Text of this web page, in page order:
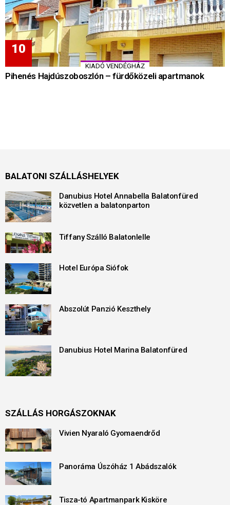
KIADÓ VENDÉGHÁZ
Pihenés Hajdúszoboszlón – fürdőközeli apartmanok
BALATONI SZÁLLÁSHELYEK
Danubius Hotel Annabella Balatonfüred
közvetlen a balatonparton
Tiffany Szálló Balatonlelle
Hotel Európa Siófok
Abszolút Panzió Keszthely
Danubius Hotel Marina Balatonfüred
SZÁLLÁS HORGÁSZOKNAK
Vivien Nyaraló Gyomaendrőd
Panoráma Úszóház 1 Abádszalók
Tisza-tó Apartmanpark Kisköre